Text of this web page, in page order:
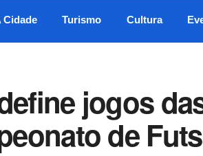
Cidade Turismo Cultura
jogos
de